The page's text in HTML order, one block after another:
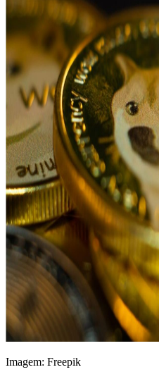
Imagem: Freepik